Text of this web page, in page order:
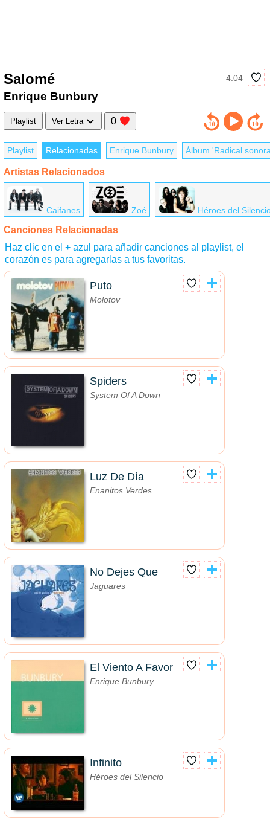
Salomé 4:04
Enrique Bunbury
Playlist Ver Letra 0
Playlist Relacionadas Enrique Bunbury Álbum 'Radical
Artistas Relacionados
Caifanes Zoé Héroes del
Canciones Relacionadas
Haz clic en el + azul para añadir canciones al playlist, el
corazón es para agregarlas a tus favoritas.
Puto
Molotov
Spiders
System Of A Down
Luz De Día
Enanitos Verdes
No Dejes Que
Jaguares
El Viento A Favor
Enrique Bunbury
Infinito
Héroes del Silencio